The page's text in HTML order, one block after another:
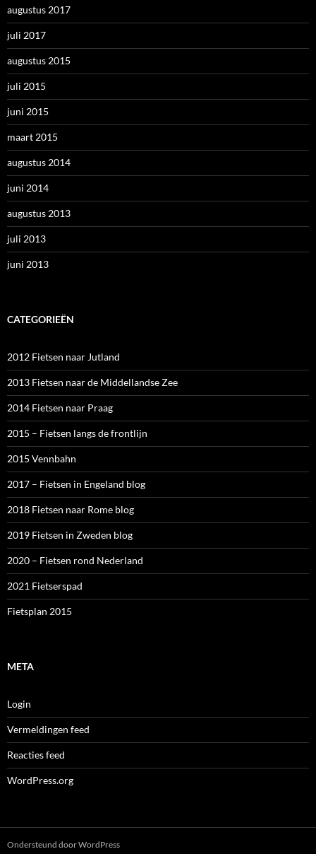
augustus 2017
juli 2017
augustus 2015
juli 2015
juni 2015
maart 2015
augustus 2014
juni 2014
augustus 2013
juli 2013
juni 2013
CATEGORIEËN
2012 Fietsen naar Jutland
2013 Fietsen naar de Middellandse Zee
2014 Fietsen naar Praag
2015 – Fietsen langs de frontlijn
2015 Vennbahn
2017 – Fietsen in Engeland blog
2018 Fietsen naar Rome blog
2019 Fietsen in Zweden blog
2020 – Fietsen rond Nederland
2021 Fietserspad
Fietsplan 2015
META
Login
Vermeldingen feed
Reacties feed
WordPress.org
Ondersteund door WordPress